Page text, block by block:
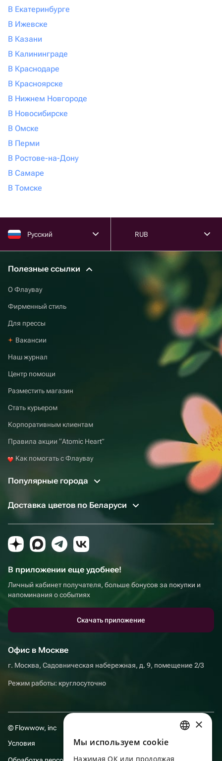
В Екатеринбурге
В Ижевске
В Казани
В Калининграде
В Краснодаре
В Красноярске
В Нижнем Новгороде
В Новосибирске
В Омске
В Перми
В Ростове-на-Дону
В Самаре
В Томске
Русский RUB
Полезные ссылки
О Флаувау
Фирменный стиль
Для прессы
Вакансии
Наш журнал
Центр помощи
Разместить магазин
Стать курьером
Корпоративным клиентам
Правила акции “Atomic Heart”
Как помогать с Флаувау
Популярные города
Доставка цветов по Беларуси
В приложении еще удобнее!
Личный кабинет получателя, больше бонусов за покупки и
напоминания о событиях
Скачать приложение
Офис в Москве
г. Москва, Садовническая набережная, д. 9, помещение 2/3
Режим работы: круглосуточно
© Flowwow, inc
Условия
×
Мы используем сookie
Нажимая ОК или продолжая